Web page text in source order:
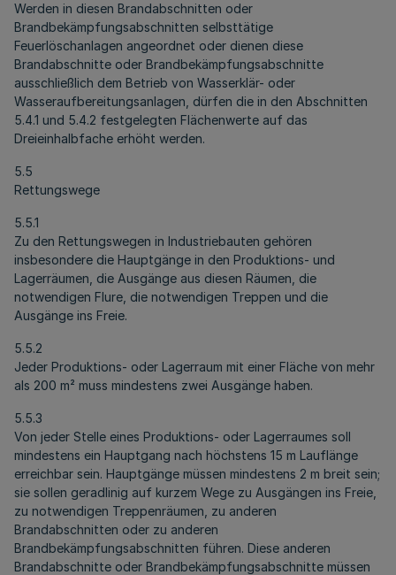
Werden in diesen Brandabschnitten oder
Brandbekämpfungsabschnitten selbsttätige
Feuerlöschanlagen angeordnet oder dienen diese
Brandabschnitte oder Brandbekämpfungsabschnitte
ausschließlich dem Betrieb von Wasserklär- oder
Wasseraufbereitungsanlagen, dürfen die in den Abschnitten
5.4.1 und 5.4.2 festgelegten Flächenwerte auf das
Dreieinhalbfache erhöht werden.
5.5
Rettungswege
5.5.1
Zu den Rettungswegen in Industriebauten gehören
insbesondere die Hauptgänge in den Produktions- und
Lagerräumen, die Ausgänge aus diesen Räumen, die
notwendigen Flure, die notwendigen Treppen und die
Ausgänge ins Freie.
5.5.2
Jeder Produktions- oder Lagerraum mit einer Fläche von mehr
als 200 m² muss mindestens zwei Ausgänge haben.
5.5.3
Von jeder Stelle eines Produktions- oder Lagerraumes soll
mindestens ein Hauptgang nach höchstens 15 m Lauflänge
erreichbar sein. Hauptgänge müssen mindestens 2 m breit sein;
sie sollen geradlinig auf kurzem Wege zu Ausgängen ins Freie,
zu notwendigen Treppenräumen, zu anderen
Brandabschnitten oder zu anderen
Brandbekämpfungsabschnitten führen. Diese anderen
Brandabschnitte oder Brandbekämpfungsabschnitte müssen